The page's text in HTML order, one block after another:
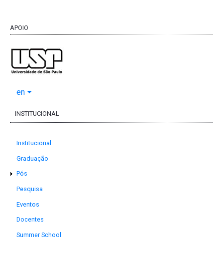
APOIO
en
INSTITUCIONAL
Institucional
Graduação
Pós
Pesquisa
Eventos
Docentes
Summer School